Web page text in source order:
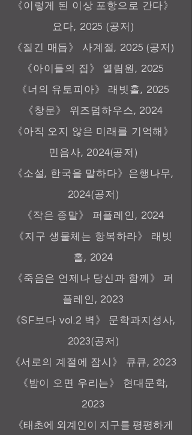
《이렇게 된 이상 포항으로 간다》
요다, 2025 (공저)
《질긴 매듭》 사계절, 2025 (공저)
《아이들의 집》 열림원, 2025
《너의 유토피아》 래빗홀, 2025
《창문》 위즈덤하우스, 2024
《아직 오지 않은 미래를 기억해》
민음사, 2024(공저)
《소설, 한국을 말하다》은행나무,
2024(공저)
《작은 종말》 퍼플레인, 2024
《지구 생물체는 항복하라》 래빗
홀, 2024
《죽음은 언제나 당신과 함께》 퍼
플레인, 2023
《SF보다 vol.2 벽》 문학과지성사,
2023(공저)
《서로의 계절에 잠시》 큐큐, 2023
《밤이 오면 우리는》 현대문학,
2023
《태초에 외계인이 지구를 평평하게